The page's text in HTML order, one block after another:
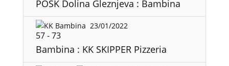
POSK Dolina Gleznjeva : Bambina
23/01/2022
57-73
Bambina : KK SKIPPER Pizzeria